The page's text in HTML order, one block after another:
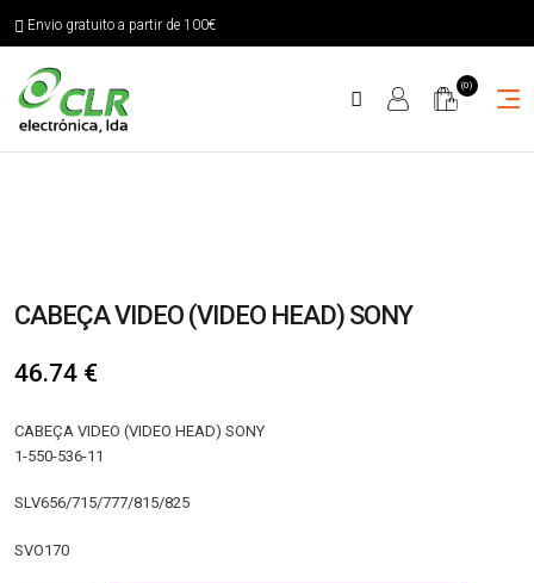
Envio gratuito a partir de 100€
(0)
CABEÇA VIDEO (VIDEO HEAD) SONY
46.74 €
CABEÇA VIDEO (VIDEO HEAD) SONY
1-550-536-11
SLV656/715/777/815/825
SVO170